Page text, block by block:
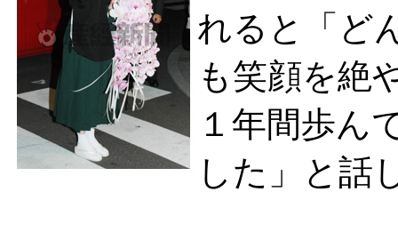
れると「ど
も笑顔を絶
１年間歩ん
した」と話